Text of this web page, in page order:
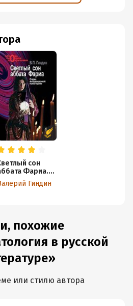
сон
Фариа.
Гиндин
похожие
в русской
или стилю автора